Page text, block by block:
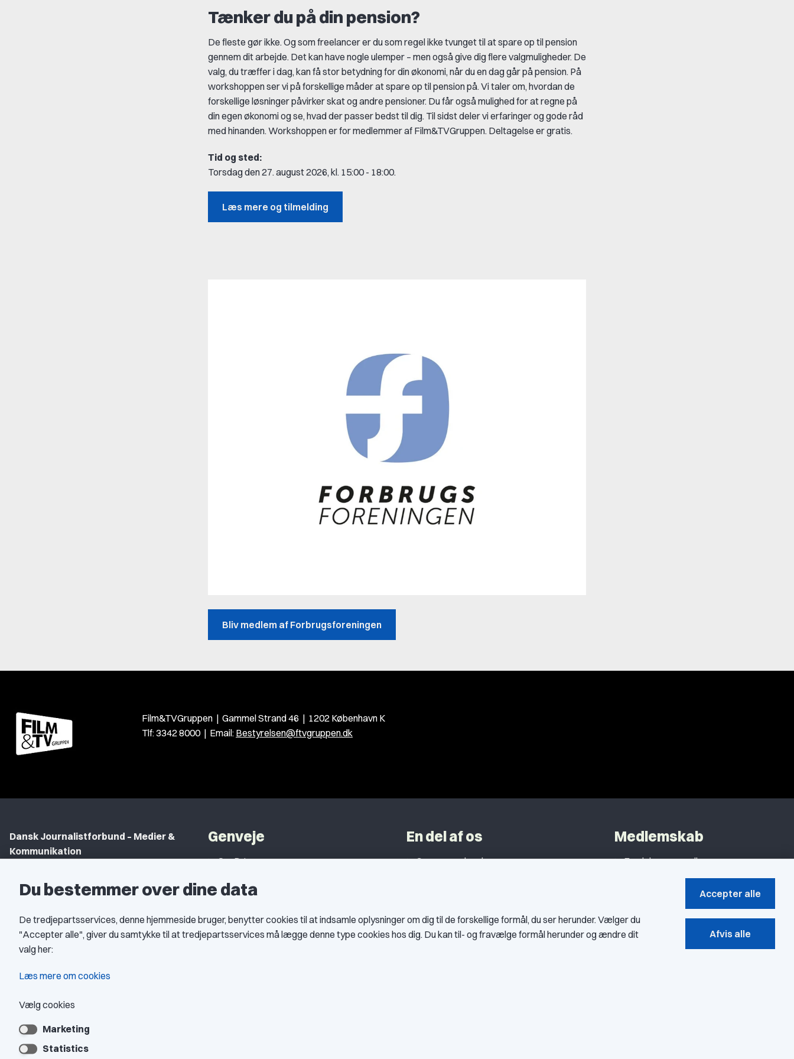
Tænker du på din pension?
De fleste gør ikke. Og som freelancer er du som regel ikke tvunget til at spare op til pension
gennem dit arbejde. Det kan have nogle ulemper – men også give dig flere valgmuligheder. De
valg, du træffer i dag, kan få stor betydning for din økonomi, når du en dag går på pension. På
workshoppen ser vi på forskellige måder at spare op til pension på. Vi taler om, hvordan de
forskellige løsninger påvirker skat og andre pensioner. Du får også mulighed for at regne på
din egen økonomi og se, hvad der passer bedst til dig. Til sidst deler vi erfaringer og gode råd
med hinanden.Workshoppen er for medlemmer af Film&TVGruppen. Deltagelse er gratis.
Tid og sted:
Torsdag den 27. august 2026, kl. 15:00 - 18:00.
Læs mere og tilmelding
Bliv medlem af Forbrugsforeningen
Film&TVGruppen | Gammel Strand 46 | 1202 København K
Tlf: 3342 8000 | Email: Bestyrelsen@ftvgruppen.dk
Dansk Journalistforbund – Medier &
Kommunikation
1202 København K
CVR nr.: 59783718
EAN nr.: 5790002490071
Book samtale
Genveje
Om DJ
DJ in English
Privatlivspolitik
Åbningstider
En del af os
Grupper og kredse
Medlemskab
Fordele som medlem
Forstå dit medlemskab
Pressekort
Du bestemmer over dine data
De tredjepartsservices, denne hjemmeside bruger, benytter cookies til at indsamle oplysninger om dig til de forskellige formål, du ser herunder. Vælger du
"Accepter alle", giver du samtykke til at tredjepartsservices må lægge denne type cookies hos dig. Du kan til- og fravælge formål herunder og ændre dit
valg her:
Læs mere om cookies
Vælg cookies
Marketing
Statistics
Accepter alle
Afvis alle